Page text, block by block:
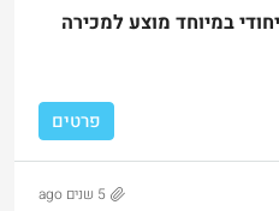
במיוחד מוצע למכירה
פרטים
5 שנים ago